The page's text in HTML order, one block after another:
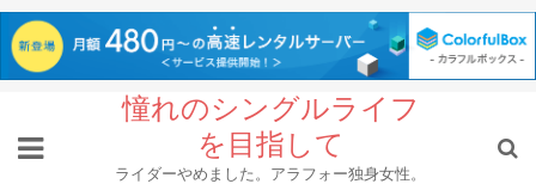
content
憧れのシングルライフ
を目指して
ライダーやめました。アラフォー独身女性。